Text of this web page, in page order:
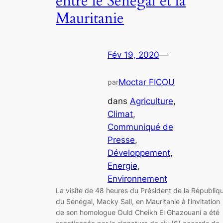
Mauritanie
Fév 19, 2020—
parMoctar FICOU
dans Agriculture
Climat
Communiqué de
Presse
Développement
Energie
Environnement
La visite de 48 heures du Président de la
du Sénégal, Macky Sall, en Mauritanie à l’invitation
de son homologue Ould Cheikh El Ghazouani a été